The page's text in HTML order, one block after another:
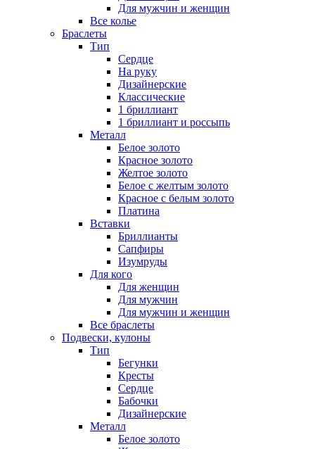
Для мужчин и женщин
Все колье
Браслеты
Тип
Сердце
На руку
Дизайнерские
Классические
1 бриллиант
1 бриллиант и россыпь
Металл
Белое золото
Красное золото
Желтое золото
Белое с желтым золото
Красное с белым золото
Платина
Вставки
Бриллианты
Сапфиры
Изумруды
Для кого
Для женщин
Для мужчин
Для мужчин и женщин
Все браслеты
Подвески, кулоны
Тип
Бегунки
Кресты
Сердце
Бабочки
Дизайнерские
Металл
Белое золото